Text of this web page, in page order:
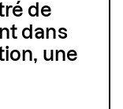
de
dans
une